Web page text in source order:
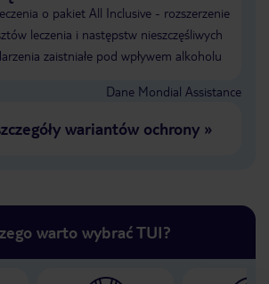
o pakiet All Inclusive - rozszerzenie
leczenia i następstw nieszczęśliwych
zaistniałe pod wpływem alkoholu
Dane Mondial Assistance
wariantów ochrony»
warto wybrać TUI?